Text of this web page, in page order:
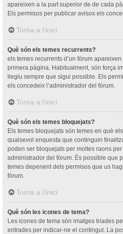
apareixen a la part superior de de cada
Els permisos per publicar avisos els
Torna a l’inici
Què són els temes recurrents?
els temes recurrents d’un fòrum
primera pàgina. Habitualment, són força
llegiu sempre que sigui possible. Els
els concedeix l’administrador del fòrum.
Torna a l’inici
Què són els temes bloquejats?
Els temes bloquejats són temes en què
qualsevol enquesta que continguin
poden ser bloquejats per moltes raons
administrador del fòrum. És possible que
temes depenent dels permisos que us
fòrum.
Torna a l’inici
Què són les icones de tema?
Les icones de tema són imatges triades
entrades per indicar-ne el contingut. La